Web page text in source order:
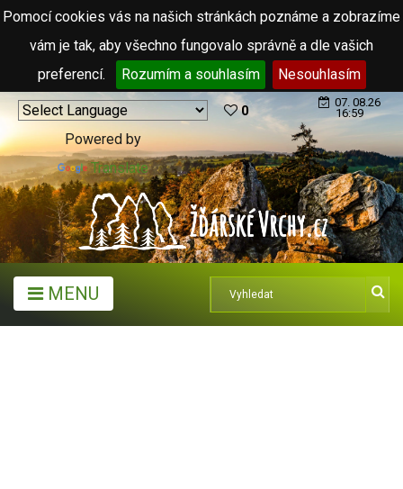
Pomocí cookies vás na našich stránkách poznáme a zobrazíme
vám je tak, aby všechno fungovalo správně a dle vašich
preferencí.
Rozumím a souhlasím Nesouhlasím
Powered by
Translate
0
07. 08.26
16:59
MENU